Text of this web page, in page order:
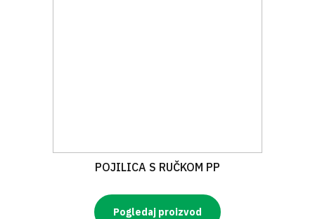
POJILICA S RUČKOM PP
Pogledaj proizvod